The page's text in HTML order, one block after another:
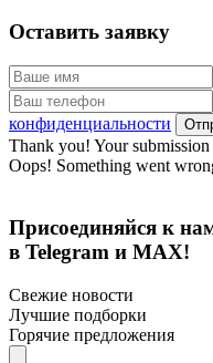
Оставить заявку
конфиденциальности
Thank you! Your submission
Oops! Something went
Присоединяйся к
в Telegram и MAX!
Свежие новости
Лучшие подборки
Горячие предложения